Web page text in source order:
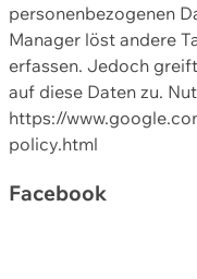
personenbezogenen
Manager löst andere
erfassen. Jedoch
auf diese Daten zu.
https://
policy.html
Facebook